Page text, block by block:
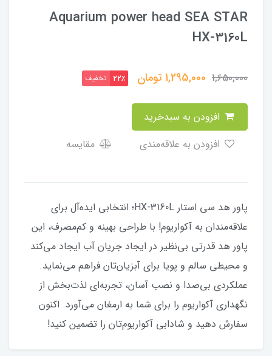
Aquarium power head SEA STAR
HX-3160L
1,650,000
1,295,000تومان 22٪ تخفیف
مقایسه
پاور هد سی استار HX-3160L؛ انتخابی ایده‌آل برای
علاقه‌مندان به آکواریوم! با طراحی بهینه و کم‌مصرف، این
پاور هد قدرتی بی‌نظیر در ایجاد جریان آب ایجاد می‌کند
و محیطی سالم و پویا برای آبزیان‌تان فراهم می‌نماید.
عملکردی بی‌صدا و نصب آسان، تجربه‌ای لذت‌بخش از
نگهداری آکواریوم را برای شما به ارمغان می‌آورد. اکنون
سفارش دهید و شادابی آکواریوم‌تان را تضمین کنید!